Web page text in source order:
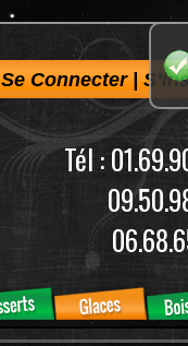
Se Connecter|
Tél :